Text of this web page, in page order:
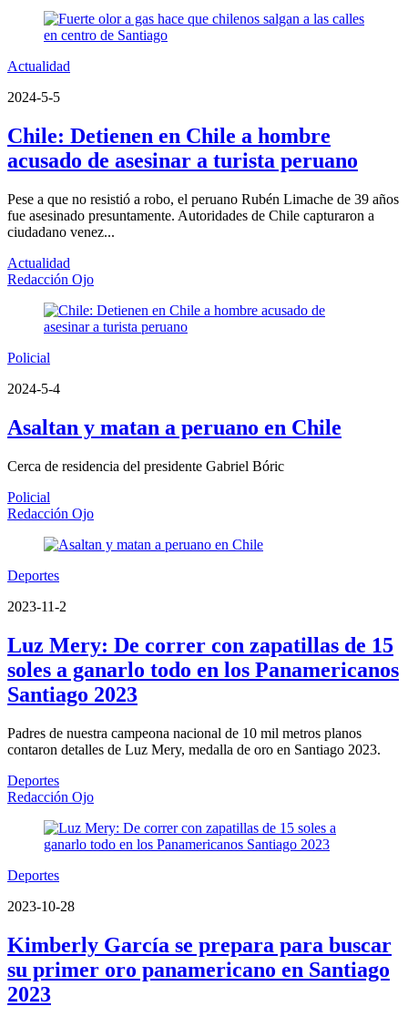
Actualidad
2024-5-5
Chile: Detienen en Chile a hombre
acusado de asesinar a turista peruano
Pese a que no resistió a robo, el peruano Rubén Limache de 39 años
fue asesinado presuntamente. Autoridades de Chile capturaron a
ciudadano venez...
Actualidad
Redacción Ojo
Policial
2024-5-4
Asaltan y matan a peruano en Chile
Cerca de residencia del presidente Gabriel Bóric
Policial
Redacción Ojo
Deportes
2023-11-2
Luz Mery: De correr con zapatillas de 15
soles a ganarlo todo en los Panamericanos
Santiago 2023
Padres de nuestra campeona nacional de 10 mil metros planos
contaron detalles de Luz Mery, medalla de oro en Santiago 2023.
Deportes
Redacción Ojo
Deportes
2023-10-28
Kimberly García se prepara para buscar
su primer oro panamericano en Santiago
2023